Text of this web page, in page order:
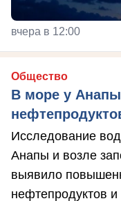
вчера в 12:00
Общество
В море у
Исследование
Анапы и возле
выявило
нефтепродуктов